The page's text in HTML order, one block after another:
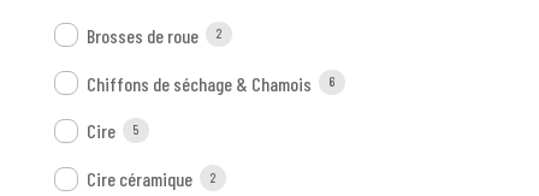
Brosses de roue 2
Chiffons de séchage & Chamois 6
Cire 5
Cire céramique 2